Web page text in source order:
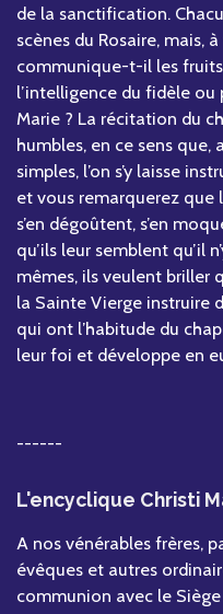
de la sanctification.
scènes du Rosaire, mais,
communique-t-il les
l’intelligence du fidèle
Marie ? La récitation du
humbles, en ce sens que,
simples, l’on s’y laisse
et vous remarquerez que
s’en dégoûtent, s’en
qu’ils leur semblent qu’il
mêmes, ils veulent briller
la Sainte Vierge instruire
qui ont l’habitude du
leur foi et développe en
------
L'encyclique Christi
A nos vénérables frères,
évêques et autres
communion avec le